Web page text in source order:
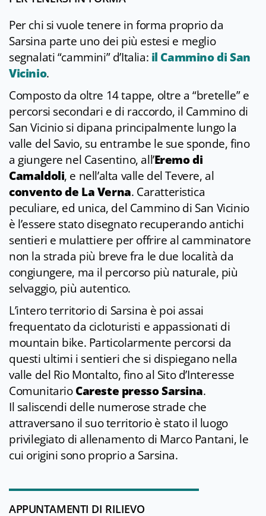
Per chi si vuole tenere in forma proprio da
Sarsina parte uno dei più estesi e meglio
segnalati “cammini” d’Italia: il Cammino di San
Vicinio.
Composto da oltre 14 tappe, oltre a “bretelle” e
percorsi secondari e di raccordo, il Cammino di
San Vicinio si dipana principalmente lungo la
valle del Savio, su entrambe le sue sponde, fino
a giungere nel Casentino, all’Eremo di
Camaldoli, e nell’alta valle del Tevere, al
convento de La Verna. Caratteristica
peculiare, ed unica, del Cammino di San Vicinio
è l’essere stato disegnato recuperando antichi
sentieri e mulattiere per offrire al camminatore
non la strada più breve fra le due località da
congiungere, ma il percorso più naturale, più
selvaggio, più autentico.
L’intero territorio di Sarsina è poi assai
frequentato da cicloturisti e appassionati di
mountain bike. Particolarmente percorsi da
questi ultimi i sentieri che si dispiegano nella
valle del Rio Montalto, fino al Sito d’Interesse
ComunitarioCareste presso Sarsina.
Il saliscendi delle numerose strade che
attraversano il suo territorio è stato il luogo
privilegiato di allenamento di Marco Pantani, le
cui origini sono proprio a Sarsina.
APPUNTAMENTI DI RILIEVO